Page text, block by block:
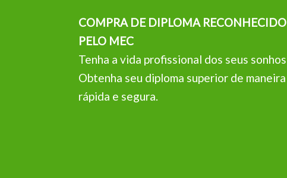
COMPRA DE DIPLOMA RECONHECIDO
PELO MEC
Tenha a vida profissional dos seus sonhos
Obtenha seu diploma superior de maneira
rápida e segura.